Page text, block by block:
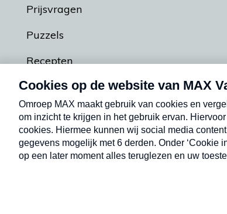
Prijsvragen
Puzzels
Recepten
Podcasts